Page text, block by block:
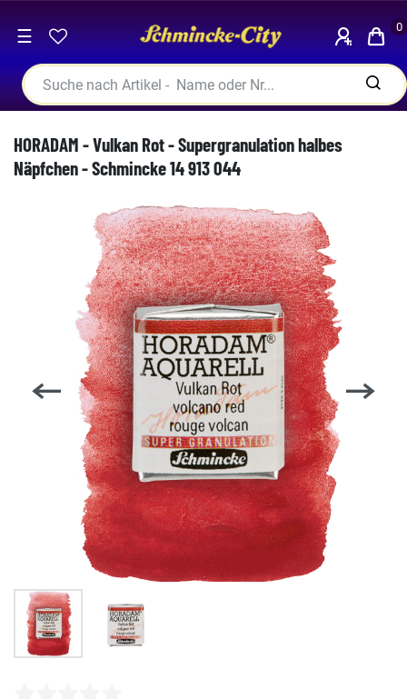
☰ 0
HORADAM - Vulkan Rot - Supergranulation halbes
Näpfchen - Schmincke 14 913 044